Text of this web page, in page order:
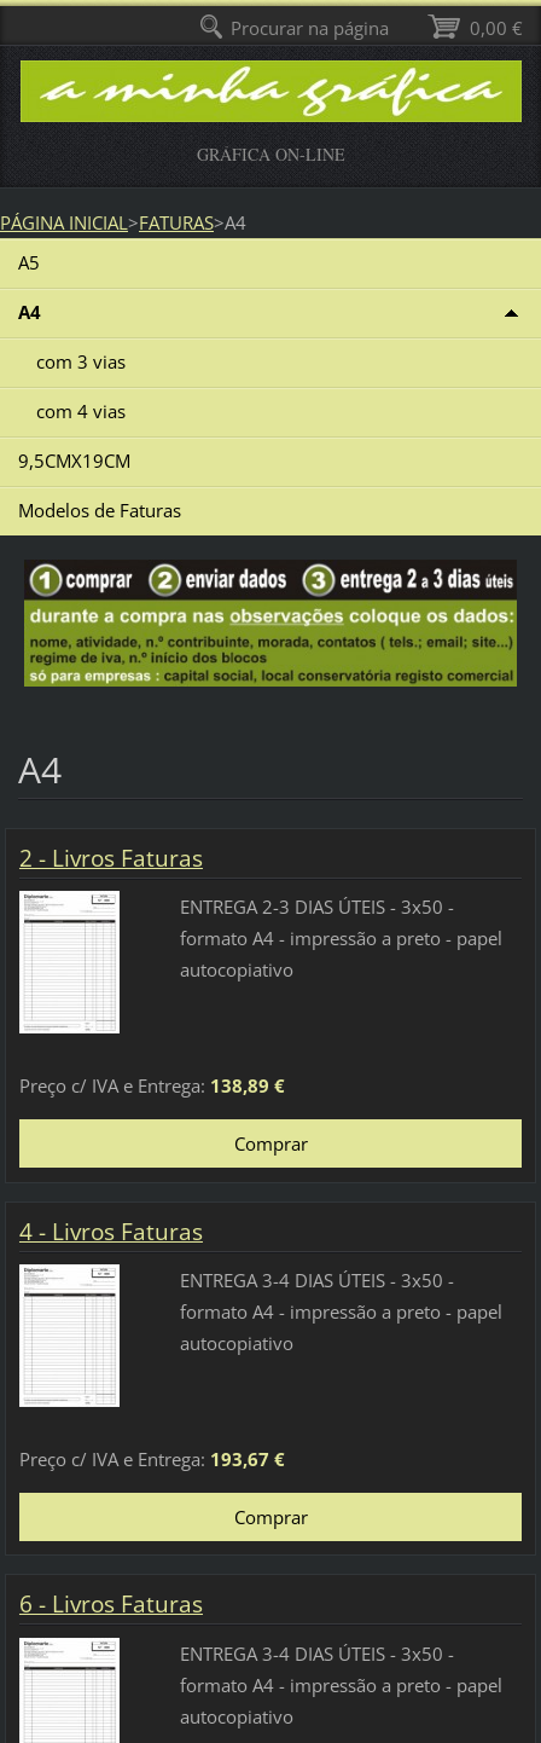
GRÁFICA ON-LINE
PÁGINA INICIAL >FATURAS>A4
A5
A4
com 3 vias
com 4 vias
9,5CMX19CM
Modelos de Faturas
A4
2 - Livros Faturas
ENTREGA 2-3 DIAS ÚTEIS - 3x50 -
formato A4 - impressão a preto - papel
autocopiativo
Preço c/ IVA e Entrega: 138,89 €
4 - Livros Faturas
ENTREGA 3-4 DIAS ÚTEIS - 3x50 -
formato A4 - impressão a preto - papel
autocopiativo
Preço c/ IVA e Entrega: 193,67 €
6 - Livros Faturas
ENTREGA 3-4 DIAS ÚTEIS - 3x50 -
formato A4 - impressão a preto - papel
autocopiativo
0,00 €
Procurar na página